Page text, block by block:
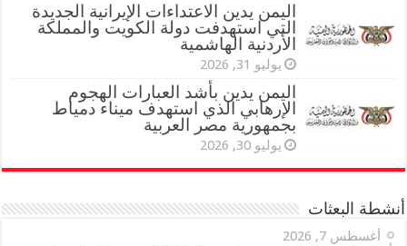
اليمن يدين الاعتداءات الإيرانية الجديدة
التي استهدفت دولة الكويت والمملكة
الأردنية الهاشمية
يوليو 31, 2026
اليمن يدين بأشد العبارات الهجوم
الإرهابي الذي استهدف ميناء دمياط
بجمهورية مصر العربية
يوليو 30, 2026
أنشطة البعثات
أغسطس 7, 2026